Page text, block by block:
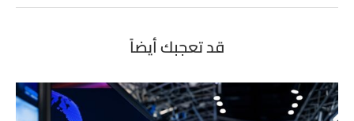
قد تعجبك أيضاً